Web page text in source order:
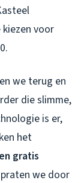
voor
we terug en
die slimme,
is er,
het
gratis
we door